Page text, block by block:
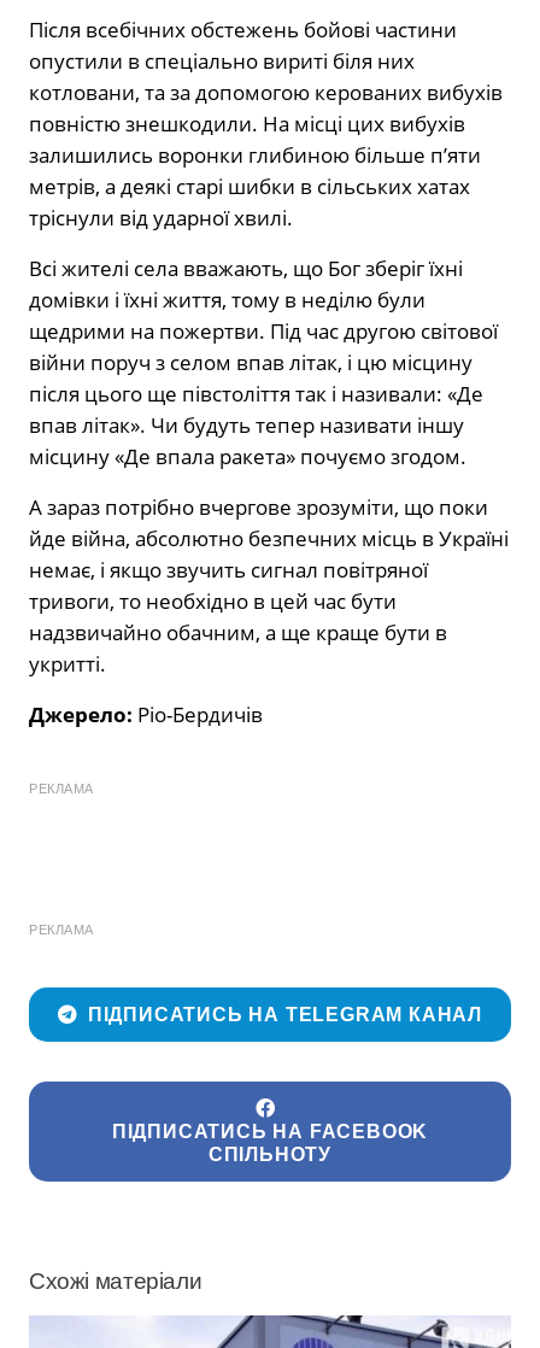
Після всебічних обстежень бойові частини
опустили в спеціально вириті біля них
котловани, та за допомогою керованих вибухів
повністю знешкодили. На місці цих вибухів
залишились воронки глибиною більше п’яти
метрів, а деякі старі шибки в сільських хатах
тріснули від ударної хвилі.
Всі жителі села вважають, що Бог зберіг їхні
домівки і їхні життя, тому в неділю були
щедрими на пожертви. Під час другою світової
війни поруч з селом впав літак, і цю місцину
після цього ще півстоліття так і називали: «Де
впав літак». Чи будуть тепер називати іншу
місцину «Де впала ракета» почуємо згодом.
А зараз потрібно вчергове зрозуміти, що поки
йде війна, абсолютно безпечних місць в Україні
немає, і якщо звучить сигнал повітряної
тривоги, то необхідно в цей час бути
надзвичайно обачним, а ще краще бути в
укритті.
Джерело: Ріо-Бердичів
РЕКЛАМА
РЕКЛАМА
ПІДПИСАТИСЬ НА TELEGRAM КАНАЛ
ПІДПИСАТИСЬ НА FACEBOOK
СПІЛЬНОТУ
Схожі матеріали